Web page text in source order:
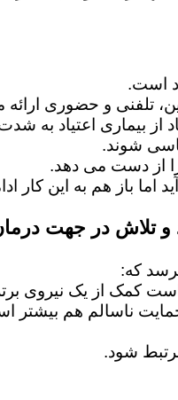
است.
تلفنی و حضوری
از بیماری اعتیاد به
شوند.
از دست می دهد.
اما باز هم به این کار
تلاش در جهت
که:
کمک از یک نیروی
ناسالم هم بیشتر
شود.